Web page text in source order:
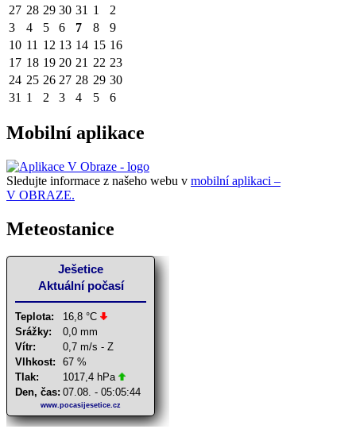
27 28 29 30 31 1
2
3
4 5 6 7 8
9
10 11 12 13 14 15 16
17 18 19 20 21 22 23
24 25 26 27 28 29 30
31 1 2 3 4 5 6
Mobilní aplikace
Sledujte informace z našeho webu v mobilní aplikaci –
V OBRAZE.
Meteostanice